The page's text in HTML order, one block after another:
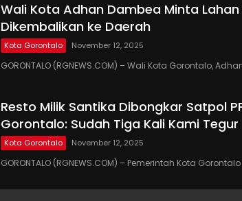
Wali Kota Adhan Dambea Minta Lahan
Dikembalikan ke Daerah
Kota Gorontalo November 12, 2025
GORONTALO (RGNEWS.COM) – Wali Kota Gorontalo,
Resto Milik Santika Dibongkar Satpol
Gorontalo: Sudah Tiga Kali Kami Tegur
Kota Gorontalo November 12, 2025
GORONTALO (RGNEWS.COM) – Pemerintah Kota